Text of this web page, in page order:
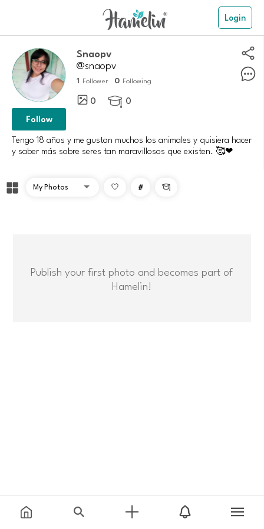
Login
Snaopv
@snaopv
1 Follower 0 Following
0  0
Follow
Tengo 18 años y me gustan muchos los animales y quisiera hacer
y saber más sobre seres tan maravillosos que existen. 🥰❤
# 
Publish your first photo and becomes part of
Hamelin!